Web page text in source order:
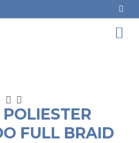
FULL BRAID